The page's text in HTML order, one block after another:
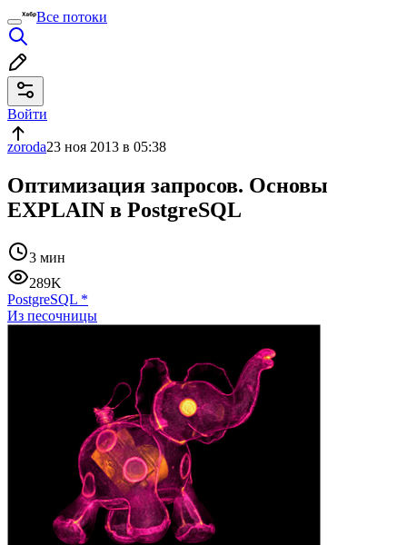
Все потоки
Войти
zoroda23 ноя 2013 в 05:38
Оптимизация запросов. Основы
EXPLAIN в PostgreSQL
3 мин
289K
PostgreSQL *
Из песочницы